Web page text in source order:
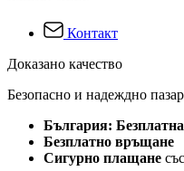
Контакт
Доказано качество
Безопасно и надеждно
България:
Безплатно връщане
Сигурно плащане